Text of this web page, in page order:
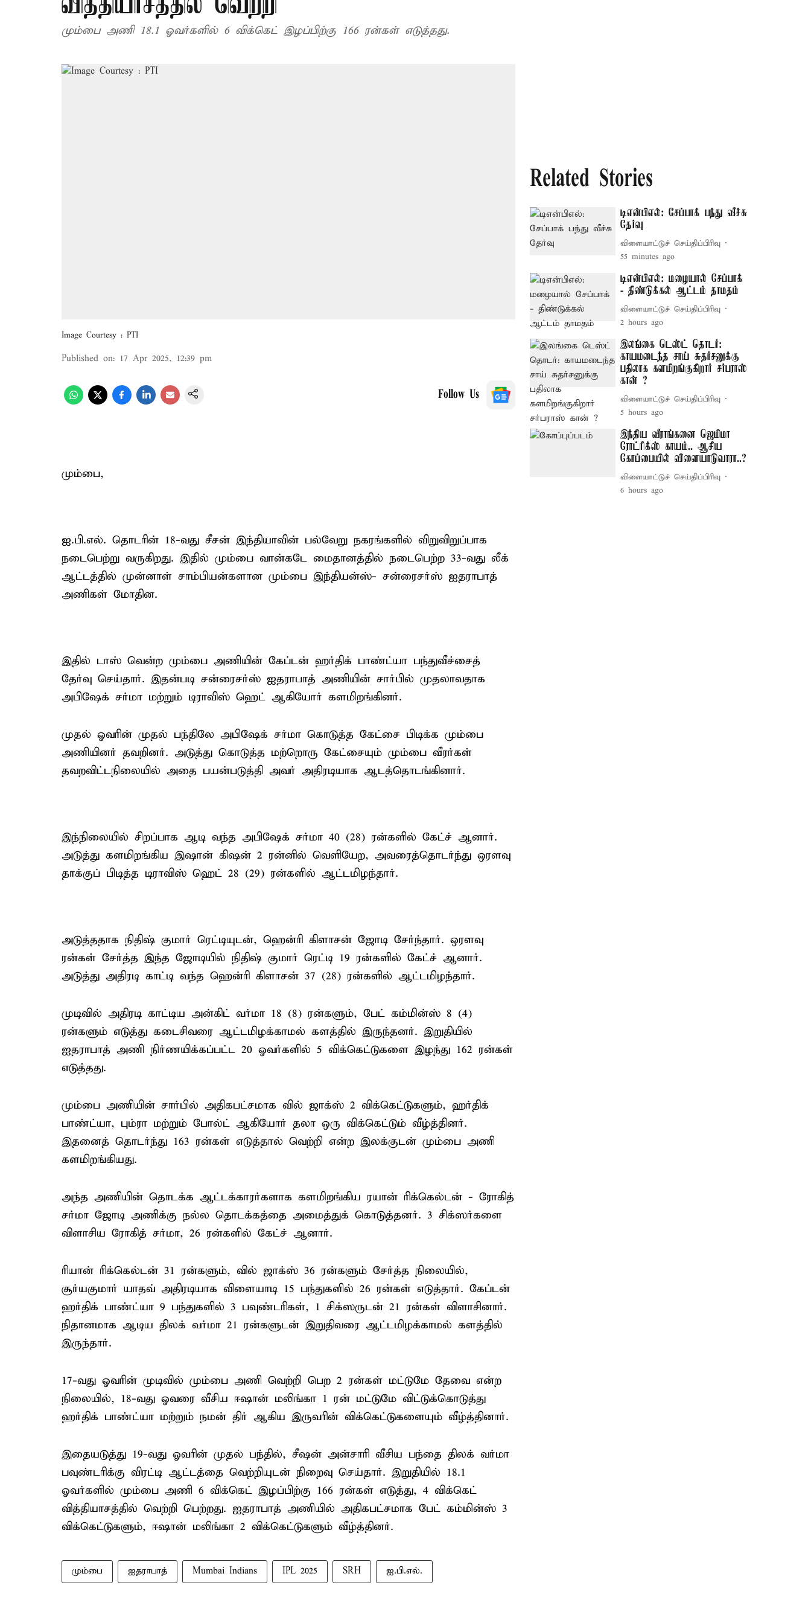
மும்பை அணி 18.1 ஓவர்களில் 6 விக்கெட் இழப்பிற்கு 166 ரன்கள் எடுத்தது.
Image Courtesy : PTI
Published on: 17 Apr 2025, 12:39 pm
Follow Us
மும்பை,
ஐ.பி.எல். தொடரின் 18-வது சீசன் இந்தியாவின் பல்வேறு நகரங்களில் விறுவிறுப்பாக
நடைபெற்று வருகிறது. இதில் மும்பை வான்கடே மைதானத்தில் நடைபெற்ற 33-வது லீக்
ஆட்டத்தில் முன்னாள் சாம்பியன்களான மும்பை இந்தியன்ஸ்- சன்ரைசர்ஸ் ஐதராபாத்
அணிகள் மோதின.
இதில் டாஸ் வென்ற மும்பை அணியின் கேப்டன் ஹர்திக் பாண்ட்யா பந்துவீச்சைத்
தேர்வு செய்தார். இதன்படி சன்ரைசர்ஸ் ஐதராபாத் அணியின் சார்பில் முதலாவதாக
அபிஷேக் சர்மா மற்றும் டிராவிஸ் ஹெட் ஆகியோர் களமிறங்கினர்.
முதல் ஓவரின் முதல் பந்திலே அபிஷேக் சர்மா கொடுத்த கேட்சை பிடிக்க மும்பை
அணியினர் தவறினர். அடுத்து கொடுத்த மற்றொரு கேட்சையும் மும்பை வீரர்கள்
தவறவிட்டநிலையில் அதை பயன்படுத்தி அவர் அதிரடியாக ஆடத்தொடங்கினார்.
இந்நிலையில் சிறப்பாக ஆடி வந்த அபிஷேக் சர்மா 40 (28) ரன்களில் கேட்ச் ஆனார்.
அடுத்து களமிறங்கிய இஷான் கிஷன் 2 ரன்னில் வெளியேற, அவரைத்தொடர்ந்து ஒரளவு
தாக்குப் பிடித்த டிராவிஸ் ஹெட் 28 (29) ரன்களில் ஆட்டமிழந்தார்.
அடுத்ததாக நிதிஷ் குமார் ரெட்டியுடன், ஹென்ரி கிளாசன் ஜோடி சேர்ந்தார். ஒரளவு
ரன்கள் சேர்த்த இந்த ஜோடியில் நிதிஷ் குமார் ரெட்டி 19 ரன்களில் கேட்ச் ஆனார்.
அடுத்து அதிரடி காட்டி வந்த ஹென்ரி கிளாசன் 37 (28) ரன்களில் ஆட்டமிழந்தார்.
முடிவில் அதிரடி காட்டிய அன்கிட் வர்மா 18 (8) ரன்களும், பேட் கம்மின்ஸ் 8 (4)
ரன்களும் எடுத்து கடைசிவரை ஆட்டமிழக்காமல் களத்தில் இருந்தனர். இறுதியில்
ஐதராபாத் அணி நிர்ணயிக்கப்பட்ட 20 ஓவர்களில் 5 விக்கெட்டுகளை இழந்து 162 ரன்கள்
எடுத்தது.
மும்பை அணியின் சார்பில் அதிகபட்சமாக வில் ஜாக்ஸ் 2 விக்கெட்டுகளும், ஹர்திக்
பாண்ட்யா, பும்ரா மற்றும் போல்ட் ஆகியோர் தலா ஒரு விக்கெட்டும் வீழ்த்தினர்.
இதனைத் தொடர்ந்து 163 ரன்கள் எடுத்தால் வெற்றி என்ற இலக்குடன் மும்பை அணி
களமிறங்கியது.
அந்த அணியின் தொடக்க ஆட்டக்காரர்களாக களமிறங்கிய ரயான் ரிக்கெல்டன் - ரோகித்
சர்மா ஜோடி அணிக்கு நல்ல தொடக்கத்தை அமைத்துக் கொடுத்தனர். 3 சிக்ஸர்களை
விளாசிய ரோகித் சர்மா, 26 ரன்களில் கேட்ச் ஆனார்.
ரியான் ரிக்கெல்டன் 31 ரன்களும், வில் ஜாக்ஸ் 36 ரன்களும் சேர்த்த நிலையில்,
சூர்யகுமார் யாதவ் அதிரடியாக விளையாடி 15 பந்துகளில் 26 ரன்கள் எடுத்தார். கேப்டன்
ஹர்திக் பாண்ட்யா 9 பந்துகளில் 3 பவுண்டரிகள், 1 சிக்ஸருடன் 21 ரன்கள் விளாசினார்.
நிதானமாக ஆடிய திலக் வர்மா 21 ரன்களுடன் இறுதிவரை ஆட்டமிழக்காமல் களத்தில்
இருந்தார்.
17-வது ஓவரின் முடிவில் மும்பை அணி வெற்றி பெற 2 ரன்கள் மட்டுமே தேவை என்ற
நிலையில், 18-வது ஓவரை வீசிய ஈஷான் மலிங்கா 1 ரன் மட்டுமே விட்டுக்கொடுத்து
ஹர்திக் பாண்ட்யா மற்றும் நமன் திர் ஆகிய இருவரின் விக்கெட்டுகளையும் வீழ்த்தினார்.
இதையடுத்து 19-வது ஓவரின் முதல் பந்தில், சீஷன் அன்சாரி வீசிய பந்தை திலக் வர்மா
பவுண்டரிக்கு விரட்டி ஆட்டத்தை வெற்றியுடன் நிறைவு செய்தார். இறுதியில் 18.1
ஓவர்களில் மும்பை அணி 6 விக்கெட் இழப்பிற்கு 166 ரன்கள் எடுத்து, 4 விக்கெட்
வித்தியாசத்தில் வெற்றி பெற்றது. ஐதராபாத் அணியில் அதிகபட்சமாக பேட் கம்மின்ஸ் 3
விக்கெட்டுகளும், ஈஷான் மலிங்கா 2 விக்கெட்டுகளும் வீழ்த்தினர்.
மும்பை ஐதராபாத் Mumbai Indians IPL 2025 SRH ஐ.பி.எல்.
Related Stories
டிஎன்பிஎல்: சேப்பாக் பந்து வீச்சு
தேர்வு
விளையாட்டுச் செய்திப்பிரிவு
55 minutes ago
டிஎன்பிஎல்: மழையால் சேப்பாக்
- திண்டுக்கல் ஆட்டம் தாமதம்
விளையாட்டுச் செய்திப்பிரிவு
2 hours ago
இலங்கை டெஸ்ட் தொடர்:
காயமடைந்த சாய் சுதர்சனுக்கு
பதிலாக களமிறங்குகிறார் சர்பராஸ்
கான் ?
விளையாட்டுச் செய்திப்பிரிவு
5 hours ago
இந்திய வீராங்கனை ஜெமிமா
ரோட்ரிக்ஸ் காயம்.. ஆசிய
கோப்பையில் விளையாடுவாரா..?
விளையாட்டுச் செய்திப்பிரிவு
6 hours ago